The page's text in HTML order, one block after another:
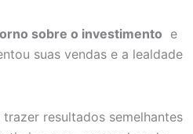
sobre o investimento e
suas vendas e a lealdade
resultados semelhantes